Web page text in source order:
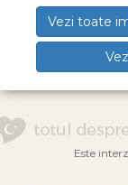
Vezi toate
Este